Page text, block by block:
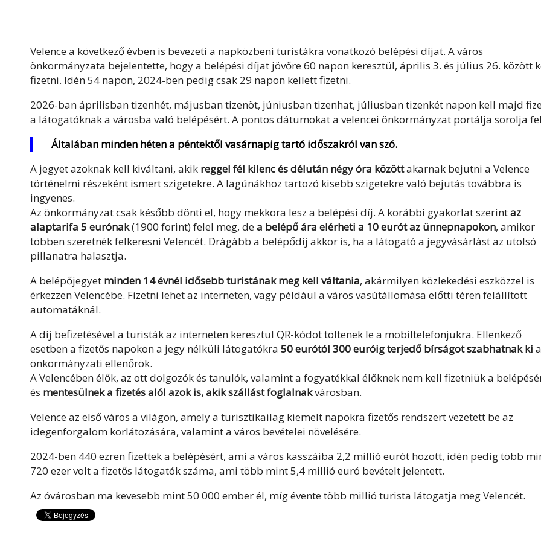
Velence a következő évben is bevezeti a napközbeni turistákra vonatkozó belépési díjat. A város
önkormányzata bejelentette, hogy a belépési díjat jövőre 60 napon keresztül, április 3. és július 26. között
fizetni. Idén 54 napon, 2024-ben pedig csak 29 napon kellett fizetni.
2026-ban áprilisban tizenhét, májusban tizenöt, júniusban tizenhat, júliusban tizenkét napon kell majd
a látogatóknak a városba való belépésért. A pontos dátumokat a velencei önkormányzat portálja sorolja
Általában minden héten a péntektől vasárnapig tartó időszakról van szó.
A jegyet azoknak kell kiváltani, akik reggel fél kilenc és délután négy óra közöttakarnak bejutni a Velence
történelmi részeként ismert szigetekre. A lagúnákhoz tartozó kisebb szigetekre való bejutás továbbra is
ingyenes.
Az önkormányzat csak később dönti el, hogy mekkora lesz a belépési díj. A korábbi gyakorlat szerintaz
alaptarifa 5 eurónak(1900 forint) felel meg, dea belépő ára elérheti a 10 eurót az ünnepnapokon, amikor
többen szeretnék felkeresni Velencét. Drágább a belépődíj akkor is, ha a látogató a jegyvásárlást az utolsó
pillanatra halasztja.
A belépőjegyet minden 14 évnél idősebb turistának meg kell váltania, akármilyen közlekedési eszközzel is
érkezzen Velencébe. Fizetni lehet az interneten, vagy például a város vasútállomása előtti téren felállított
automatáknál.
A díj befizetésével a turisták az interneten keresztül QR-kódot töltenek le a mobiltelefonjukra. Ellenkező
esetben a fizetős napokon a jegy nélküli látogatókra 50 eurótól 300 euróig terjedő bírságot szabhatnak ki
önkormányzati ellenőrök.
A Velencében élők, az ott dolgozók és tanulók, valamint a fogyatékkal élőknek nem kell fizetniük a
és mentesülnek a fizetés alól azok is, akik szállást foglalnakvárosban.
Velence az első város a világon, amely a turisztikailag kiemelt napokra fizetős rendszert vezetett be az
idegenforgalom korlátozására, valamint a város bevételei növelésére.
2024-ben 440 ezren fizettek a belépésért, ami a város kasszáiba 2,2 millió eurót hozott, idén pedig több
720 ezer volt a fizetős látogatók száma, ami több mint 5,4 millió euró bevételt jelentett.
Az óvárosban ma kevesebb mint 50 000 ember él, míg évente több millió turista látogatja meg Velencét.